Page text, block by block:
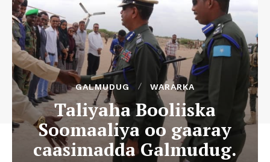
GALMUDUG WARARKA
Taliyaha Booliiska
Soomaaliya oo gaaray
caasimadda Galmudug.